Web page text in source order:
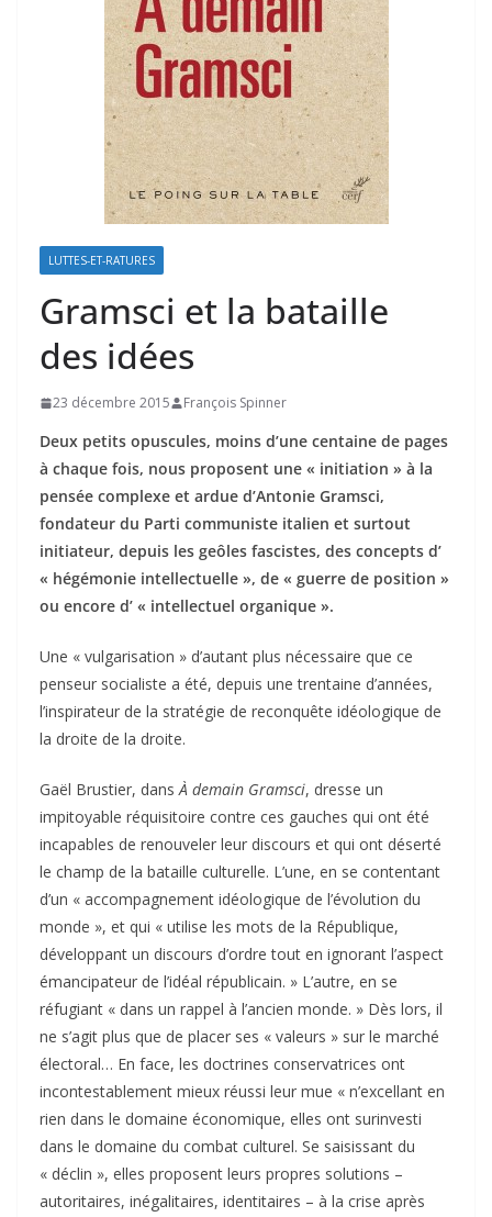
LUTTES-ET-RATURES
Gramsci et la bataille
des idées
23 décembre 2015 François Spinner
Deux petits opuscules, moins d’une centaine de pages
à chaque fois, nous proposent une « initiation » à la
pensée complexe et ardue d’Antonie Gramsci,
fondateur du Parti communiste italien et surtout
initiateur, depuis les geôles fascistes, des concepts d’
« hégémonie intellectuelle », de « guerre de position »
ou encore d’ « intellectuel organique ».
Une « vulgarisation » d’autant plus nécessaire que ce
penseur socialiste a été, depuis une trentaine d’années,
l’inspirateur de la stratégie de reconquête idéologique de
la droite de la droite.
Gaël Brustier, dansÀ demain Gramsci, dresse un
impitoyable réquisitoire contre ces gauches qui ont été
incapables de renouveler leur discours et qui ont déserté
le champ de la bataille culturelle. L’une, en se contentant
d’un « accompagnement idéologique de l’évolution du
monde », et qui « utilise les mots de la République,
développant un discours d’ordre tout en ignorant l’aspect
émancipateur de l’idéal républicain. » L’autre, en se
réfugiant « dans un rappel à l’ancien monde. » Dès lors, il
ne s’agit plus que de placer ses « valeurs » sur le marché
électoral… En face, les doctrines conservatrices ont
incontestablement mieux réussi leur mue « n’excellant en
rien dans le domaine économique, elles ont surinvesti
dans le domaine du combat culturel. Se saisissant du
« déclin », elles proposent leurs propres solutions –
autoritaires, inégalitaires, identitaires – à la crise après